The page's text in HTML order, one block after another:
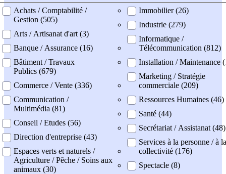
professionel
Achats / Comptabilité /
Gestion (505)
Arts / Artisanat d'art (3)
Banque / Assurance (16)
Bâtiment / Travaux
Publics (679)
Commerce / Vente (336)
Communication /
Multimédia (81)
Conseil / Etudes (56)
Direction d'entreprise (43)
Espaces verts et naturels /
Agriculture / Pêche / Soins aux
animaux (30)
Immobilier (26)
Industrie (279)
Informatique /
Télécommunication (812)
Installation / Maintenance
Marketing / Stratégie
commerciale (209)
Ressources Humaines (46)
Santé (44)
Secrétariat / Assistanat (48)
Services à la personne / à la
collectivité (176)
Spectacle (8)